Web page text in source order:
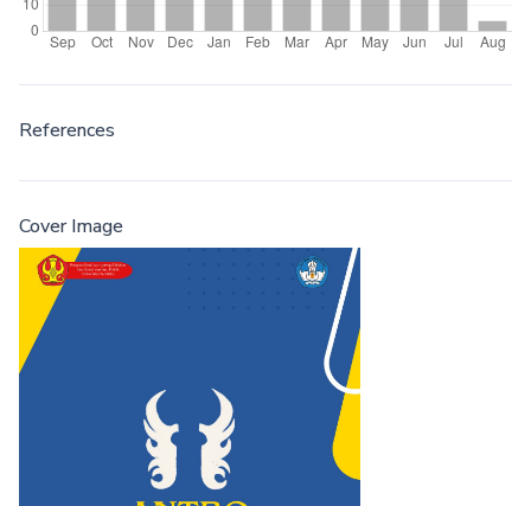
References
Cover Image